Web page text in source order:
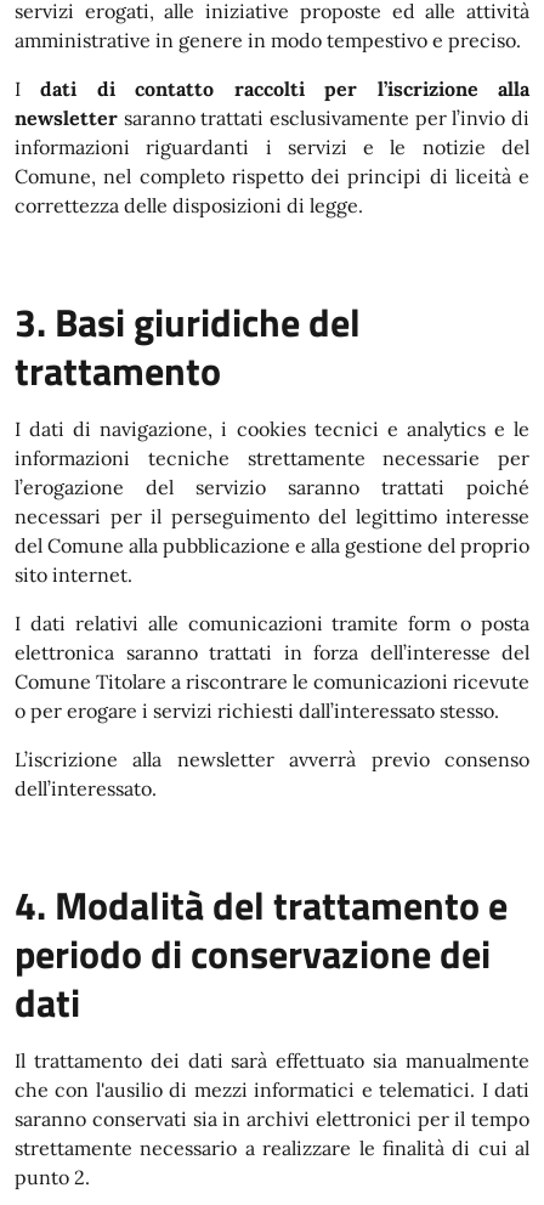
servizi erogati, alle iniziative proposte ed alle attività
amministrative in genere in modo tempestivo e preciso.
Idati di contatto raccolti per l’iscrizione alla
newsletter saranno trattati esclusivamente per l’invio di
informazioni riguardanti i servizi e le notizie del
Comune, nel completo rispetto dei principi di liceità e
correttezza delle disposizioni di legge.
3. Basi giuridiche del
trattamento
I dati di navigazione, i cookies tecnici e analytics e le
informazioni tecniche strettamente necessarie per
l’erogazione del servizio saranno trattati poiché
necessari per il perseguimento del legittimo interesse
del Comune alla pubblicazione e alla gestione del proprio
sito internet.
I dati relativi alle comunicazioni tramite form o posta
elettronica saranno trattati in forza dell’interesse del
Comune Titolare a riscontrare le comunicazioni ricevute
o per erogare i servizi richiesti dall’interessato stesso.
L’iscrizione alla newsletter avverrà previo consenso
dell’interessato.
4. Modalità del trattamento e
periodo di conservazione dei
dati
Il trattamento dei dati sarà effettuato sia manualmente
che con l'ausilio di mezzi informatici e telematici. I dati
saranno conservati sia in archivi elettronici per il tempo
strettamente necessario a realizzare le finalità di cui al
punto 2.